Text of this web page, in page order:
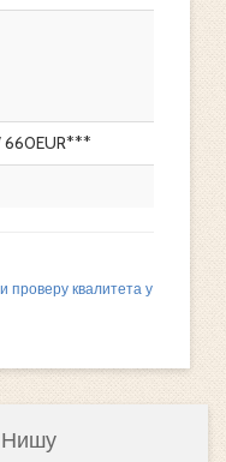
проверу квалитета у
Нишу